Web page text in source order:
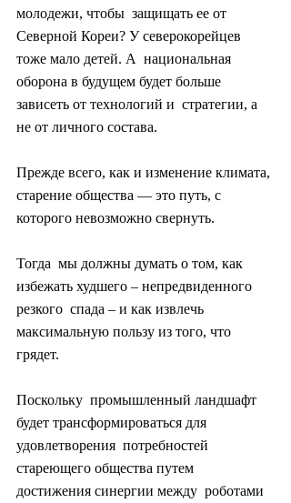
молодежи, чтобы  защищать ее от
Северной Кореи? У северокорейцев
тоже мало детей. А  национальная
оборона в будущем будет больше
зависеть от технологий и  стратегии, а
не от личного состава.
Прежде всего, как и изменение климата,
старение общества — это путь, с
которого невозможно свернуть.
Тогда  мы должны думать о том, как
избежать худшего – непредвиденного
резкого  спада – и как извлечь
максимальную пользу из того, что
грядет.
Поскольку  промышленный ландшафт
будет трансформироваться для
удовлетворения  потребностей
стареющего общества путем
достижения синергии между  роботами